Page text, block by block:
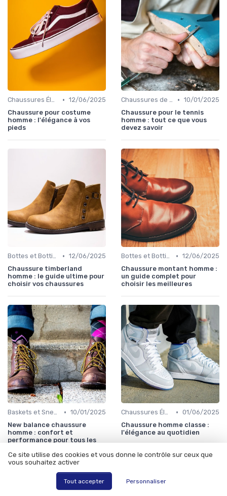
Chaussures Élégantes et de Cérémonie • 12/06/2025
Chaussure pour costume
homme : l'élégance à vos
pieds
Chaussures de Sport • 10/01/2025
Chaussure pour le tennis
homme : tout ce que vous
devez savoir
Bottes et Bottines • 12/06/2025
Chaussure timberland
homme : le guide ultime pour
choisir vos chaussures
Bottes et Bottines • 12/06/2025
Chaussure montant homme :
un guide complet pour
choisir les meilleures
Baskets et Sneakers • 10/01/2025
New balance chaussure
homme : confort et
performance pour tous les
Chaussures Élégantes et de Cérémonie • 01/06/2025
Chaussure homme classe :
l'élégance au quotidien
Ce site utilise des cookies et vous donne le contrôle sur ceux que
vous souhaitez activer
Tout accepter Personnaliser